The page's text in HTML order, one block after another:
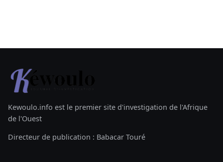
Kewoulo.info est le premier site d'investigation de l'Afrique
de l'Ouest
Directeur de publication : Babacar Touré